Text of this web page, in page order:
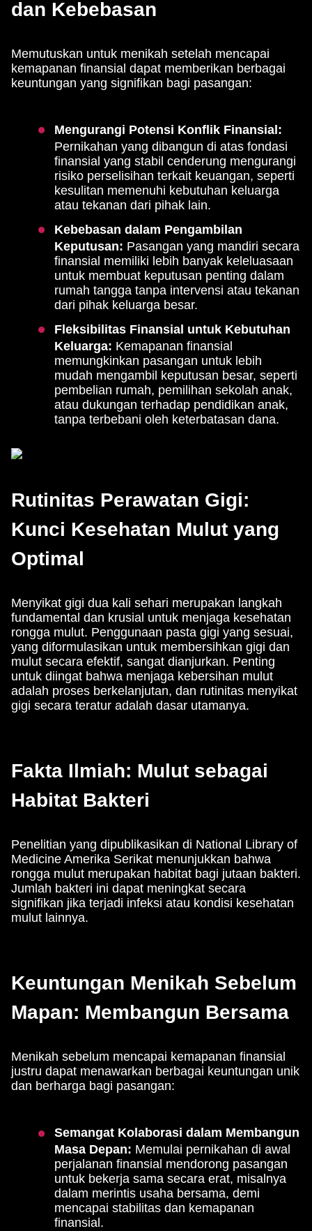
dan Kebebasan
Memutuskan untuk menikah setelah mencapai
kemapanan finansial dapat memberikan berbagai
keuntungan yang signifikan bagi pasangan:
Mengurangi Potensi Konflik Finansial:
Pernikahan yang dibangun di atas fondasi
finansial yang stabil cenderung mengurangi
risiko perselisihan terkait keuangan, seperti
kesulitan memenuhi kebutuhan keluarga
atau tekanan dari pihak lain.
Kebebasan dalam Pengambilan
Keputusan: Pasangan yang mandiri secara
finansial memiliki lebih banyak keleluasaan
untuk membuat keputusan penting dalam
rumah tangga tanpa intervensi atau tekanan
dari pihak keluarga besar.
Fleksibilitas Finansial untuk Kebutuhan
Keluarga: Kemapanan finansial
memungkinkan pasangan untuk lebih
mudah mengambil keputusan besar, seperti
pembelian rumah, pemilihan sekolah anak,
atau dukungan terhadap pendidikan anak,
tanpa terbebani oleh keterbatasan dana.
Rutinitas Perawatan Gigi:
Kunci Kesehatan Mulut yang
Optimal
Menyikat gigi dua kali sehari merupakan langkah
fundamental dan krusial untuk menjaga kesehatan
rongga mulut. Penggunaan pasta gigi yang sesuai,
yang diformulasikan untuk membersihkan gigi dan
mulut secara efektif, sangat dianjurkan. Penting
untuk diingat bahwa menjaga kebersihan mulut
adalah proses berkelanjutan, dan rutinitas menyikat
gigi secara teratur adalah dasar utamanya.
Fakta Ilmiah: Mulut sebagai
Habitat Bakteri
Penelitian yang dipublikasikan di National Library of
Medicine Amerika Serikat menunjukkan bahwa
rongga mulut merupakan habitat bagi jutaan bakteri.
Jumlah bakteri ini dapat meningkat secara
signifikan jika terjadi infeksi atau kondisi kesehatan
mulut lainnya.
Keuntungan Menikah Sebelum
Mapan: Membangun Bersama
Menikah sebelum mencapai kemapanan finansial
justru dapat menawarkan berbagai keuntungan unik
dan berharga bagi pasangan:
Semangat Kolaborasi dalam Membangun
Masa Depan: Memulai pernikahan di awal
perjalanan finansial mendorong pasangan
untuk bekerja sama secara erat, misalnya
dalam merintis usaha bersama, demi
mencapai stabilitas dan kemapanan
finansial.